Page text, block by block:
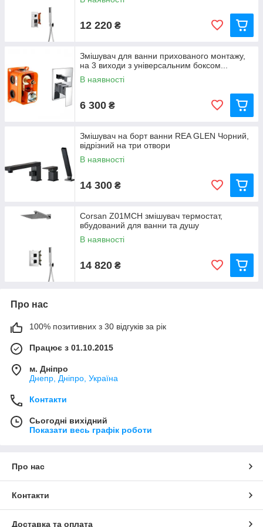
провідних фірм-виробників
Elghansa
Gllon3
Veragio
12 220 ₴
Змішувач для ванни прихованого монтажу,
на 3 виходи з універсальним боксом...
В наявності
6 300 ₴
Змішувач на борт ванни REA GLEN Чорний,
відрізний на три отвори
В наявності
14 300 ₴
Corsan Z01MCH змішувач термостат,
вбудований для ванни та душу
В наявності
14 820 ₴
Про нас
100% позитивних з 30 відгуків за рік
Працює з 01.10.2015
м. Дніпро
Днепр, Дніпро, Україна
Контакти
Сьогодні вихідний
Показати весь графік роботи
Про нас
Контакти
Доставка та оплата